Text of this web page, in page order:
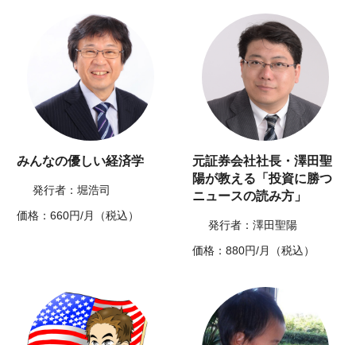
みんなの優しい経済学
発行者：堀浩司
価格：660円/月（税込）
元証券会社社長・澤田聖
陽が教える「投資に勝つ
ニュースの読み方」
発行者：澤田聖陽
価格：880円/月（税込）